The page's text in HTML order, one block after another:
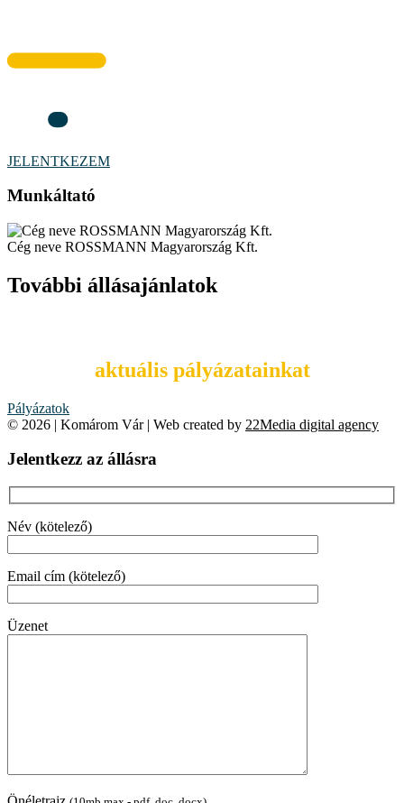
JELENTKEZEM
Munkáltató
Cég neve ROSSMANN Magyarország Kft.
További állásajánlatok
aktuális pályázatainkat
Pályázatok
© 2026 | Komárom Vár | Web created by 22Media digital agency
Jelentkezz az állásra
Név (kötelező)
Email cím (kötelező)
Üzenet